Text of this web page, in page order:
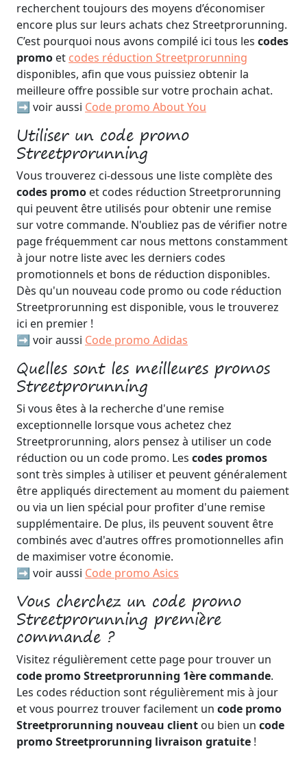
recherchent toujours des moyens d’économiser
encore plus sur leurs achats chez Streetprorunning.
C’est pourquoi nous avons compilé ici tous les codes
promo et codes réduction Streetprorunning
disponibles, afin que vous puissiez obtenir la
meilleure offre possible sur votre prochain achat.
➡️ voir aussi Code promo About You
Utiliser un code promo
Streetprorunning
Vous trouverez ci-dessous une liste complète des
codes promo et codes réduction Streetprorunning
qui peuvent être utilisés pour obtenir une remise
sur votre commande. N'oubliez pas de vérifier notre
page fréquemment car nous mettons constamment
à jour notre liste avec les derniers codes
promotionnels et bons de réduction disponibles.
Dès qu'un nouveau code promo ou code réduction
Streetprorunning est disponible, vous le trouverez
ici en premier !
➡️ voir aussi Code promo Adidas
Quelles sont les meilleures promos
Streetprorunning
Si vous êtes à la recherche d'une remise
exceptionnelle lorsque vous achetez chez
Streetprorunning, alors pensez à utiliser un code
réduction ou un code promo. Les codes promos
sont très simples à utiliser et peuvent généralement
être appliqués directement au moment du paiement
ou via un lien spécial pour profiter d'une remise
supplémentaire. De plus, ils peuvent souvent être
combinés avec d'autres offres promotionnelles afin
de maximiser votre économie.
➡️ voir aussi Code promo Asics
Vous cherchez un code promo
Streetprorunning première
commande ?
Visitez régulièrement cette page pour trouver un
code promo Streetprorunning 1ère commande.
Les codes réduction sont régulièrement mis à jour
et vous pourrez trouver facilement un code promo
Streetprorunning nouveau client ou bien un code
promo Streetprorunning livraison gratuite !